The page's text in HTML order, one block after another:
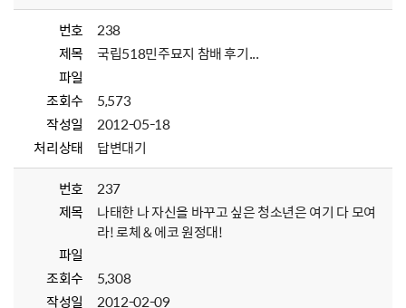
번호
238
제목
국립518민주묘지 참배 후기...
파일
조회수
5,573
작성일
2012-05-18
처리상태
답변대기
번호
237
제목
나태한 나 자신을 바꾸고 싶은 청소년은 여기 다 모여
라! 로체 & 에코 원정대!
파일
조회수
5,308
작성일
2012-02-09